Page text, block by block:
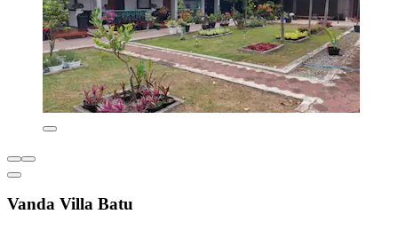
Vanda Villa Batu